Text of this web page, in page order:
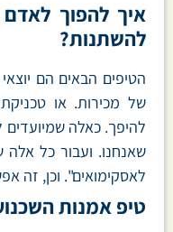
איך להפוך
להשתנות?
הטיפים הבאים הם
של מכירות. או
להיפך. כאלה שמיועדים
שאנחנו. ועבור כל
לאסקימואים". וכן, זה
טיפ אמנות השכנוע 1: לשמור על